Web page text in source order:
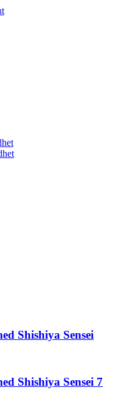
Shishiya Sensei
Shishiya Sensei 7